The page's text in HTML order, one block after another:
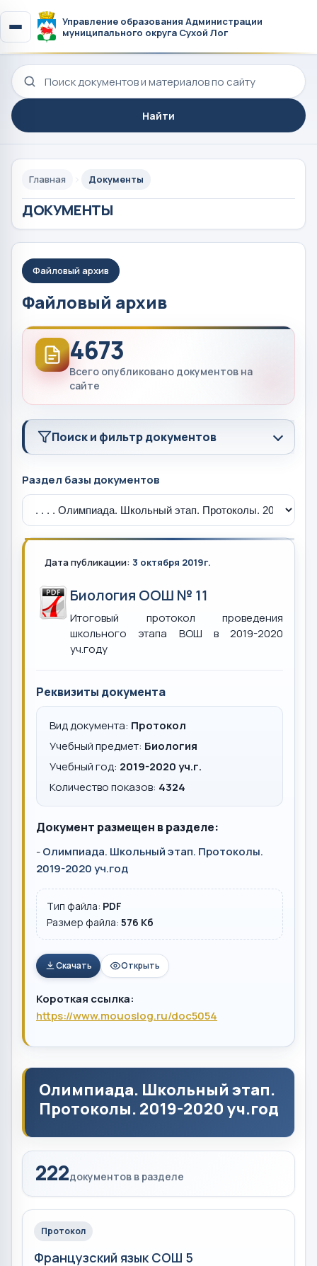
Управление образования Администрации
муниципального округа Сухой Лог
Поиск по сайту
Найти
Главная Документы
ДОКУМЕНТЫ
Файловый архив
Файловый архив
4673
Всего опубликовано документов на
сайте
Поиск и фильтр документов
Раздел базы документов
Дата публикации: 3 октября 2019г.
Биология ООШ № 11
Итоговый протокол проведения
школьного этапа ВОШ в 2019-2020
уч.году
Реквизиты документа
Вид документа: Протокол
Учебный предмет: Биология
Учебный год: 2019-2020 уч.г.
Количество показов: 4324
Документ размещен в разделе:
-Олимпиада. Школьный этап. Протоколы.
2019-2020 уч.год
Тип файла: PDF
Размер файла: 576 Кб
Скачать Открыть
Короткая ссылка:
https://www.mouoslog.ru/doc5054
Олимпиада. Школьный этап.
Протоколы. 2019-2020 уч.год
222документов в разделе
Протокол
Французский язык СОШ 5